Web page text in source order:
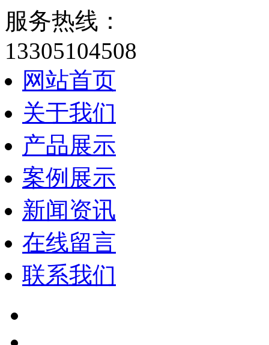
服务热线：
13305104508
网站首页
关于我们
产品展示
案例展示
新闻资讯
在线留言
联系我们